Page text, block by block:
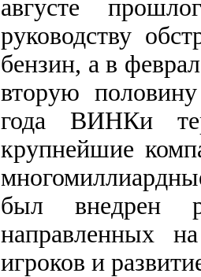
августе
руководству
бензин, а в
вторую
года ВИНКи
крупнейшие
был внедрен
направленных
игроков и